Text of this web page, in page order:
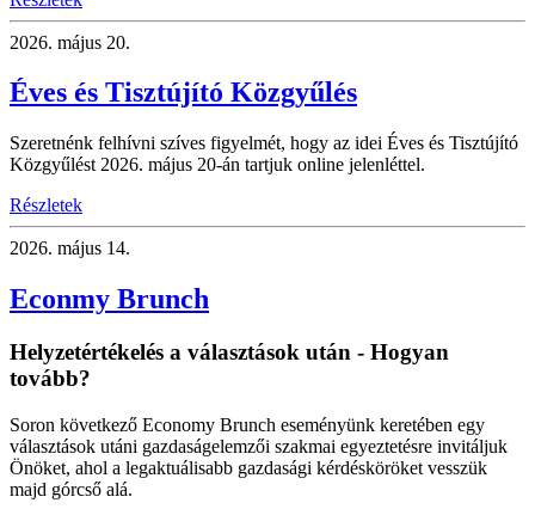
2026. május 20.
Éves és Tisztújító Közgyűlés
Szeretnénk felhívni szíves figyelmét, hogy az idei Éves és Tisztújító
Közgyűlést 2026. május 20-án tartjuk online jelenléttel.
Részletek
2026. május 14.
Econmy Brunch
Helyzetértékelés a választások után - Hogyan
tovább?
Soron következő Economy Brunch eseményünk keretében egy
választások utáni gazdaságelemzői szakmai egyeztetésre invitáljuk
Önöket, ahol a legaktuálisabb gazdasági kérdésköröket vesszük
majd górcső alá.